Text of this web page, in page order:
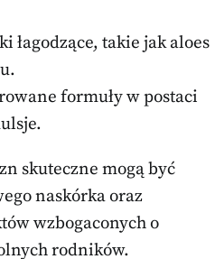
łagodzące, takie jak aloes
formuły w postaci
skuteczne mogą być
naskórka oraz
wzbogaconych o
rodników.